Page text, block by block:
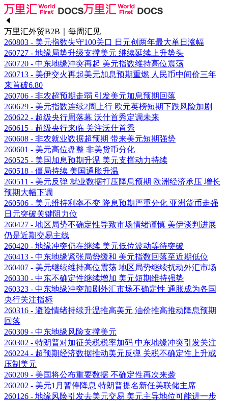
万里汇外贸B2B｜每周汇见
260803 - 美元指数失守100关口 日元创两年最大单日涨幅
260727 - 地缘局势升级支撑美元 继续延续上升势头
260720 - 中东地缘冲突再起 美元指数维持高位震荡
260713 - 美伊交火再起美元加息预期重燃 人民币中间价三年
来首破6.80
260706 - 非农超预期走弱 引发美元加息预期回落
260629 - 美元指数连续2周上行 欧元英榜短期下跌风险加剧
260622 - 超级央行周落幕 沃什首秀定调未来
260615 - 超级央行来临 关注沃什首秀
260608 - 非农就业数据超预期 带来美元短期强势
260601 - 美元高位盘整 非美货币分化
260525 - 美国加息预期升温 美元支撑动力持续
260518 - 僵局持续 美国通胀升温
260511 - 美元反弹 就业数据打压降息预期 欧洲经济承压 增长
预期大幅下调
260506 - 美元维持利率不变 降息预期严重分化 亚洲货币走强
日元突破关键阻力位
260427 - 地区局势不确定性导致市场情绪谨慎 美伊谈判进展
仍是近期交易主线
260420 - 地缘冲突仍在继续 美元低位波动等待突破
260413 - 中东地缘紧张局势缓和 美元指数回落至近期低位
260407 - 美元继续维持高位震荡 地区局势继续扰动外汇市场
260330 - 中东不确定性继续增加 美元短期维持强势
260323 - 中东地缘冲突加剧外汇市场不确定性 通胀成为各国
央行关注指标
260316 - 避险情绪持续升温推高美元 油价推高推动降息预期
回落
260309 - 中东地缘风险支撑美元
260302 - 特朗普对加征关税税率加码 中东地缘冲突引发关注
260224 - 超预期经济数据推动美元反弹 关税不确定性上升或
压制美元
260209 - 美国将公布重要数据 不确定性再次来袭
260202 - 美元1月暂停降息 特朗普提名新任美联储主席
260126 - 地缘风险引发去美元交易 美元主导地位可能进一步